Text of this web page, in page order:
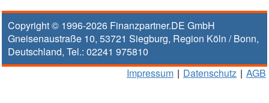
Copyright © 1996-2026 Finanzpartner.DE GmbH
Gneisenaustraße 10, 53721 Siegburg, Region Köln / Bonn,
Deutschland, Tel.: 02241 975810
Impressum | Datenschutz | AGB